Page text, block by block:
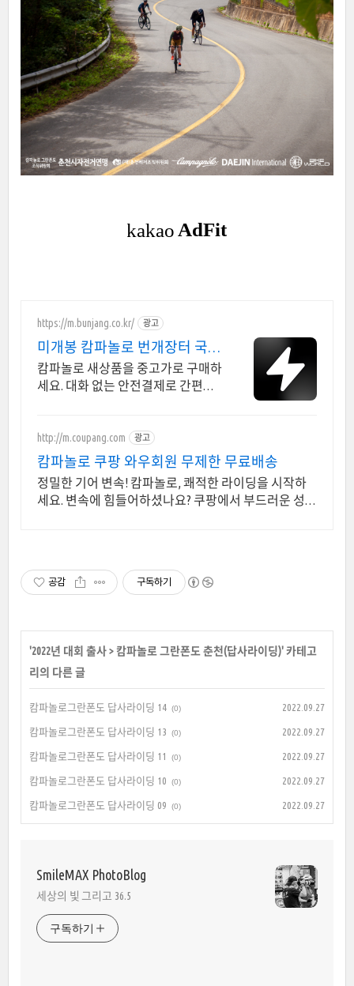
https://m.bunjang.co.kr/ 광고
미개봉 캄파놀로 번개장터 국내
최대 브랜드 중고거래
캄파놀로 새상품을 중고가로 구매하
세요. 대화 없는 안전결제로 간편하
상품 업로드
http://m.coupang.com 광고
캄파놀로 쿠팡 와우회원 무제한 무료배송
정밀한 기어 변속! 캄파놀로, 쾌적한 라이딩을 시작하
세요. 변속에 힘들어하셨나요? 쿠팡에서 부드러운 성능
공감 구독하기
'2022년 대회 출사>캄파놀로 그란폰도 춘천(답사라이딩)' 카테고
리의 다른 글
캄파놀로그란폰도 답사라이딩 14 (0) 2022.09.27
캄파놀로그란폰도 답사라이딩 13 (0) 2022.09.27
캄파놀로그란폰도 답사라이딩 11 (0) 2022.09.27
캄파놀로그란폰도 답사라이딩 10 (0) 2022.09.27
캄파놀로그란폰도 답사라이딩 09 (0) 2022.09.27
SmileMAX PhotoBlog
세상의 빛 그리고 36.5
구독하기